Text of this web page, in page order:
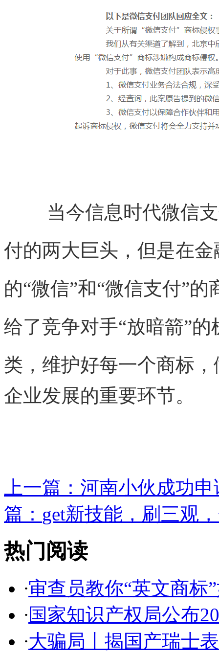
当今信息时代微信
付的两大巨头， 但是在
的“微信”和“微信支付”
给了竞争对手“放暗箭”
类， 维护好每一个商标，
企业发展的重要环节。
上一篇： 河南小伙成功申
篇： get新技能，刷三观
热门阅读
·审查员教你“英文商标
·国家知识产权局公布
·大骗局丨揭国产瑞士